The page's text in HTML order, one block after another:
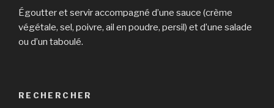
Égoutter et servir accompagné d’une sauce (crème
végétale, sel, poivre, ail en poudre, persil) et d’une salade
ou d’un taboulé.
RECHERCHER